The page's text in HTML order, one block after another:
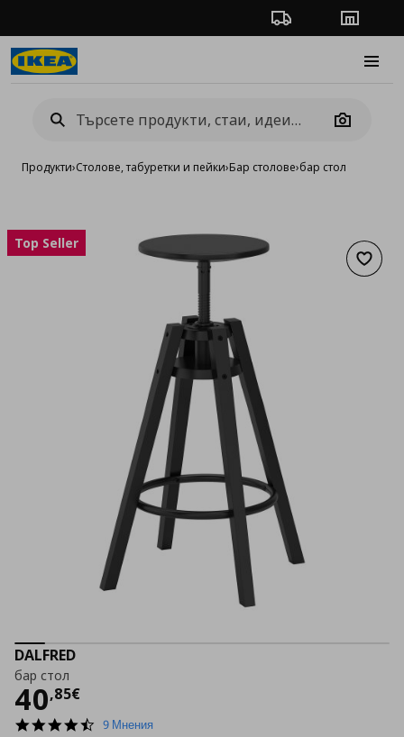
Проследяване на
Camera
Продукти›Столове, табуретки и пейки›Бар столове›бар стол
Top Seller
DALFRED
бар стол
40,85€
Цена
4.4
9 Мнения